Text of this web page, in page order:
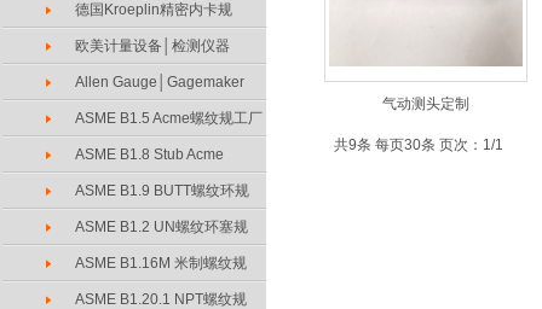
德国Kroeplin精密内卡规
欧美计量设备│检测仪器
Allen Gauge│Gagemaker
ASME B1.5 Acme螺纹规工厂
ASME B1.8 Stub Acme
ASME B1.9 BUTT螺纹环规
ASME B1.2 UN螺纹环塞规
ASME B1.16M 米制螺纹规
ASME B1.20.1 NPT螺纹规
气动测头定制
共9条 每页30条 页次：1/1